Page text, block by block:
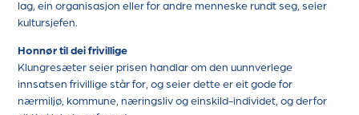
lag, ein organisasjon eller for andre menneske rundt seg, seier
kultursjefen.
Honnør til dei frivillige
Klungresæter seier prisen handlar om den uunnverlege
innsatsen frivillige står for, og seier dette er eit gode for
nærmiljø, kommune, næringsliv og einskild-individet, og derfor